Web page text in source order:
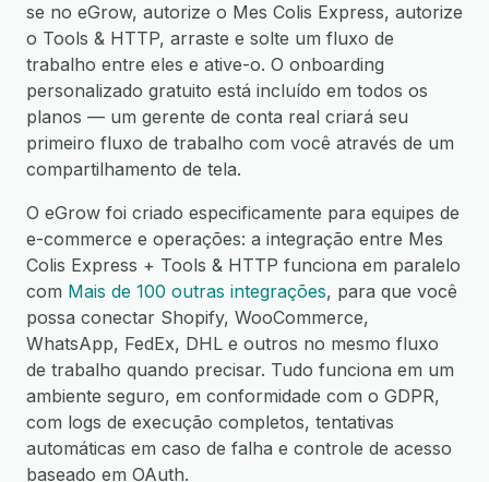
se no eGrow, autorize o Mes Colis Express, autorize
o Tools & HTTP, arraste e solte um fluxo de
trabalho entre eles e ative-o. O onboarding
personalizado gratuito está incluído em todos os
planos — um gerente de conta real criará seu
primeiro fluxo de trabalho com você através de um
compartilhamento de tela.
O eGrow foi criado especificamente para equipes de
e-commerce e operações: a integração entre Mes
Colis Express + Tools & HTTP funciona em paralelo
com Mais de 100 outras integrações, para que você
possa conectar Shopify, WooCommerce,
WhatsApp, FedEx, DHL e outros no mesmo fluxo
de trabalho quando precisar. Tudo funciona em um
ambiente seguro, em conformidade com o GDPR,
com logs de execução completos, tentativas
automáticas em caso de falha e controle de acesso
baseado em OAuth.